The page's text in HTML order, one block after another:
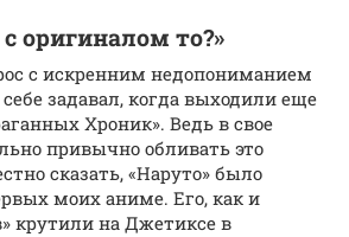
оригиналом то?»
с искренним недопониманием
задавал, когда выходили еще
Хроник». Ведь в свое
привычно обливать это
сказать, «Наруто» было
моих аниме. Его, как и
крутили на Джетиксе в